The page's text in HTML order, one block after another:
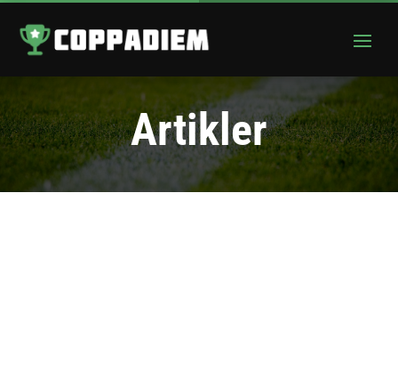
Artikler